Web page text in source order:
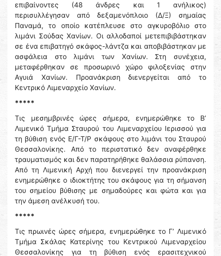
επιβαίνοντες (48 άνδρες και 1 ανήλικος)
περισυλλέγησαν από δεξαμενόπλοιο (Δ/Ξ) σημαίας
Παναμά, το οποίο κατέπλευσε στο αγκυροβόλιο στο
λιμάνι Σούδας Χανίων. Οι αλλοδαποί μετεπιβιβάστηκαν
σε ένα επιβατηγό σκάφος-λάντζα και αποβιβάστηκαν με
ασφάλεια στο λιμάνι των Χανίων. Στη συνέχεια,
μεταφέρθηκαν σε προσωρινό χώρο φιλοξενίας στην
Αγυιά Χανίων. Προανάκριση διενεργείται από το
Κεντρικό Λιμεναρχείο Χανίων.
*****
Τις μεσημβρινές ώρες σήμερα, ενημερώθηκε το Β’
Λιμενικό Τμήμα Σταυρού του Λιμεναρχείου Ιερισσού για
τη βύθιση ενός Ε/Γ-Τ/Ρ σκάφους στο λιμάνι του Σταυρού
Θεσσαλονίκης. Από το περιστατικό δεν αναφέρθηκε
τραυματισμός και δεν παρατηρήθηκε θαλάσσια ρύπανση.
Από τη Λιμενική Αρχή που διενεργεί την προανάκριση
ενημερώθηκε ο ιδιοκτήτης του σκάφους για τη σήμανση
του σημείου βύθισης με σημαδούρες και φώτα και για
την άμεση ανέλκυσή του.
*****
Τις πρωινές ώρες σήμερα, ενημερώθηκε το Γ’ Λιμενικό
Τμήμα Σκάλας Κατερίνης του Κεντρικού Λιμεναρχείου
Θεσσαλονίκης για τη βύθιση ενός ερασιτεχνικού